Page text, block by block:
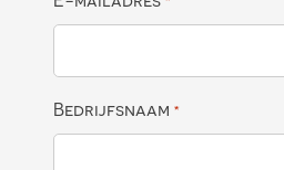
Bedrijfsnaam *